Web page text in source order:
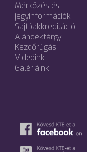
Mérkőzés és
jegyinformációk
Sajtóakkreditáció
Ajándéktárgy
Kezdőrúgás
Videóink
Galériáink